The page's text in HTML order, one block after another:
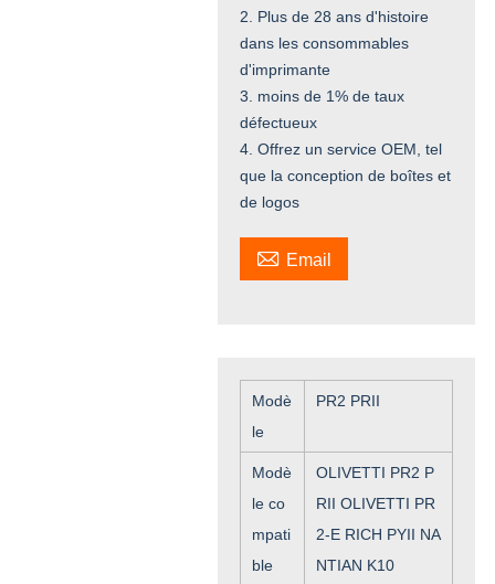
2. Plus de 28 ans d'histoire
dans les consommables
d'imprimante
3. moins de 1% de taux
défectueux
4. Offrez un service OEM, tel
que la conception de boîtes et
de logos
 Email
Modè
le
PR2 PRII
Modè
le co
mpati
ble
OLIVETTI PR2 P
RII OLIVETTI PR
2-E RICH PYII NA
NTIAN K10